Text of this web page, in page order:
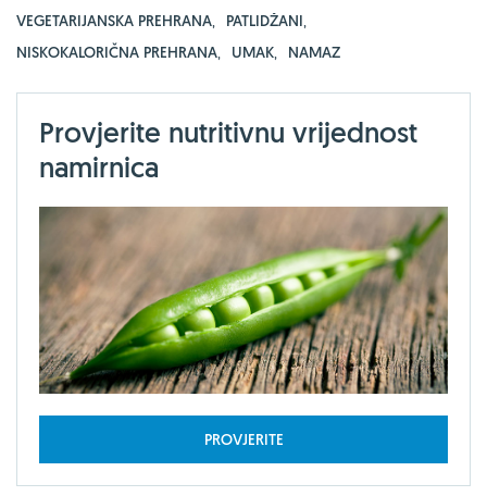
VEGETARIJANSKA PREHRANA, PATLIDŽANI,
NISKOKALORIČNA PREHRANA, UMAK, NAMAZ
Provjerite nutritivnu vrijednost
namirnica
PROVJERITE